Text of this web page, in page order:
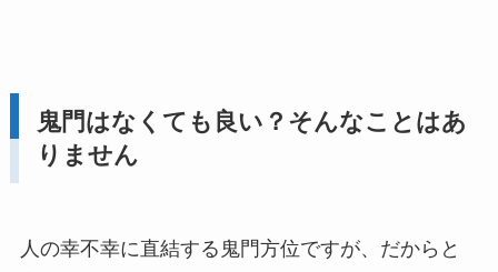
鬼門はなくても良い？そんなことはあ
りません
人の幸不幸に直結する鬼門方位ですが、だからと